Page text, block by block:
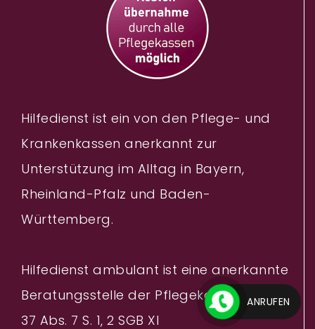
Hilfedienst ist ein von den Pflege- und
Krankenkassen anerkannt zur
Unterstützung im Alltag in Bayern,
Rheinland-Pfalz und Baden-
Württemberg.
Hilfedienst ambulant ist eine anerkannte
Beratungsstelle der Pflegekassen nach §
37 Abs. 7 S. 1, 2 SGB XI
ANRUFEN